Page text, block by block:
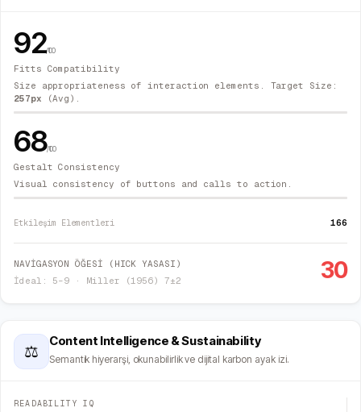
92/100
Fitts Compatibility
Size appropriateness of interaction elements. Target Size:
257px (Avg).
68/100
Gestalt Consistency
Visual consistency of buttons and calls to action.
Etkileşim Elementleri 166
NAVİGASYON ÖĞESİ (HICK YASASI)
İdeal: 5–9 · Miller (1956) 7±2
30
⚖
Content Intelligence & Sustainability
Semantik hiyerarşi, okunabilirlik ve dijital karbon ayak izi.
READABILITY IQ